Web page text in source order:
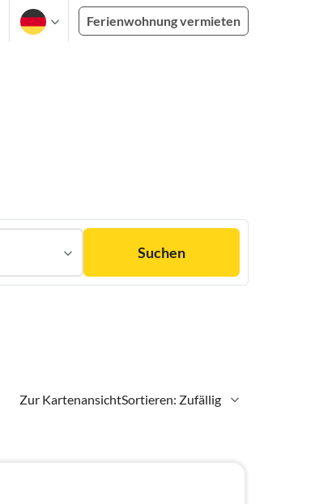
Ferienwohnung vermieten
Suchen
Zur KartenansichtSortieren: Zufällig